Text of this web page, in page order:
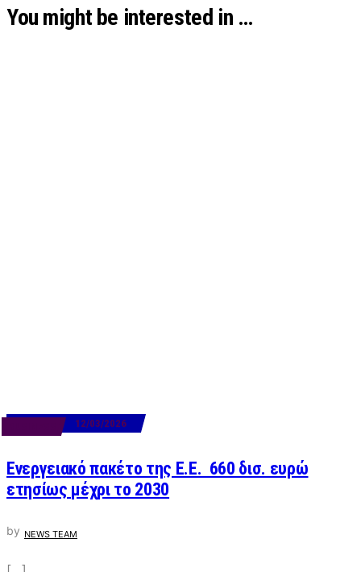
You might be interested in …
12/03/2026
Ενεργειακό πακέτο της Ε.Ε. 660 δισ. ευρώ
ετησίως μέχρι το 2030
by NEWS TEAM